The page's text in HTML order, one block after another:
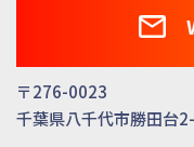
〒276-0023
千葉県八千代市勝田台